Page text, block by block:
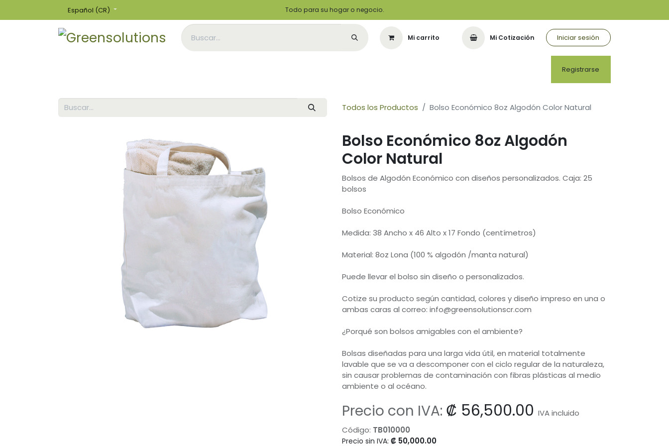
Español (CR) Todo para su hogar o negocio.
Mi carrito Mi Cotización Iniciar sesión
Registrarse
Todos los Productos Bolso Económico 8oz Algodón Color Natural
Bolso Económico 8oz Algodón
Color Natural
Bolsos de Algodón Económico con diseños personalizados. Caja: 25
bolsos
Bolso Económico
Medida: 38 Ancho x 46 Alto x 17 Fondo (centímetros)
Material: 8oz Lona (100 % algodón /manta natural)
Puede llevar el bolso sin diseño o personalizados.
Cotize su producto según cantidad, colores y diseño impreso en una o
ambas caras al correo: info@greensolutionscr.com
¿Porqué son bolsos amigables con el ambiente?
Bolsas diseñadas para una larga vida útil, en material totalmente
lavable que se va a descomponer con el ciclo regular de la naturaleza,
sin causar problemas de contaminación con fibras plásticas al medio
ambiente o al océano.
Precio con IVA: ₡ 56,500.00 IVA incluido
Código: TB010000
Precio sin IVA: ₡ 50,000.00